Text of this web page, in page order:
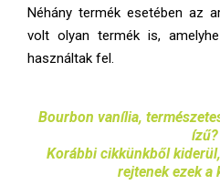
Néhány termék esetében az
volt olyan termék is,
használtak fel.
Bourbon vanília,
ízű?
Korábbi cikkünkből
rejtenek ezek a